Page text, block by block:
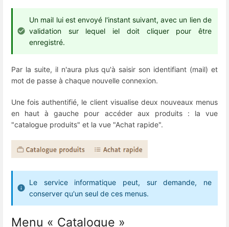
Un mail lui est envoyé l'instant suivant, avec un lien de
validation sur lequel iel doit cliquer pour être
enregistré.
Par la suite, il n'aura plus qu'à saisir son identifiant (mail) et
mot de passe à chaque nouvelle connexion.
Une fois authentifié, le client visualise deux nouveaux menus
en haut à gauche pour accéder aux produits : la vue
"catalogue produits" et la vue "Achat rapide".
Le service informatique peut, sur demande, ne
conserver qu'un seul de ces menus.
Menu « Catalogue »